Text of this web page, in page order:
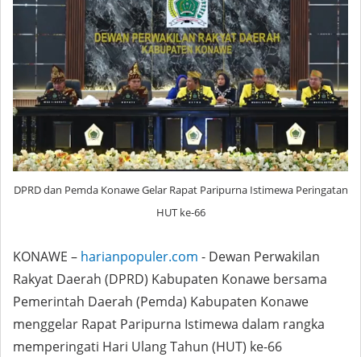
DPRD dan Pemda Konawe Gelar Rapat Paripurna Istimewa Peringatan
HUT ke-66
KONAWE – harianpopuler.com - Dewan Perwakilan
Rakyat Daerah (DPRD) Kabupaten Konawe bersama
Pemerintah Daerah (Pemda) Kabupaten Konawe
menggelar Rapat Paripurna Istimewa dalam rangka
memperingati Hari Ulang Tahun (HUT) ke-66